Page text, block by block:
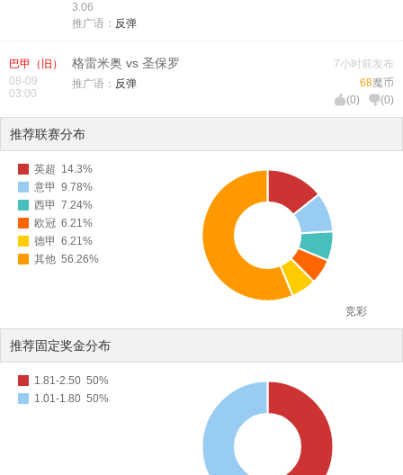
3.06
推广语： 反弹
巴甲（旧）
08-09
03:00
格雷米奥 vs 圣保罗
推广语： 反弹
7小时前发布
68魔币
(0) (0)
推荐联赛分布
英超 14.3%
意甲 9.78%
西甲 7.24%
欧冠 6.21%
德甲 6.21%
其他 56.26%
竞彩
推荐固定奖金分布
1.81-2.50 50%
1.01-1.80 50%